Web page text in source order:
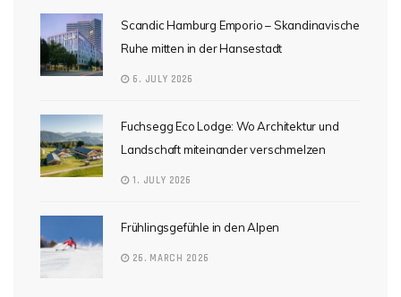
Scandic Hamburg Emporio – Skandinavische
Ruhe mitten in der Hansestadt
6. JULY 2026
Fuchsegg Eco Lodge: Wo Architektur und
Landschaft miteinander verschmelzen
1. JULY 2026
Frühlingsgefühle in den Alpen
26. MARCH 2026